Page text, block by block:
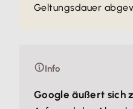
Geltungsdauer
Info
Google äußert sich